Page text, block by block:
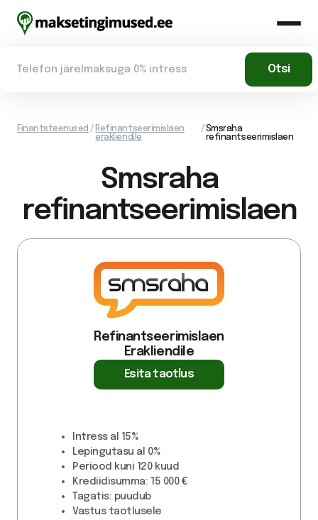
Finantsteenused / Refinantseerimislaen
erakliendile
/ Smsraha
refinantseerimislaen
Smsraha
refinantseerimislaen
Refinantseerimislaen
Erakliendile
Esita taotlus
Intress al 15%
Lepingutasu al 0%
Periood kuni 120 kuud
Krediidisumma: 15 000 €
Tagatis: puudub
Vastus taotlusele